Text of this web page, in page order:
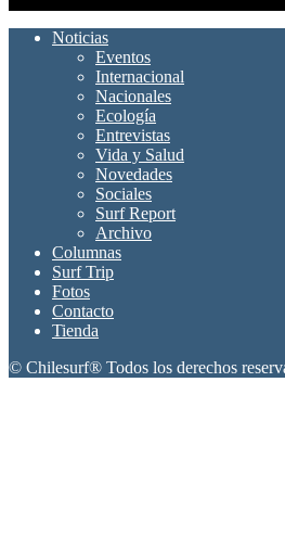
Noticias
Eventos
Internacional
Nacionales
Ecología
Entrevistas
Vida y Salud
Novedades
Sociales
Surf Report
Archivo
Columnas
Surf Trip
Fotos
Contacto
Tienda
© Chilesurf® Todos los derechos